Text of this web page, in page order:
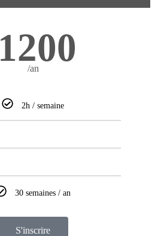
1200
/an
2h / semaine
30 semaines / an
S'inscrire